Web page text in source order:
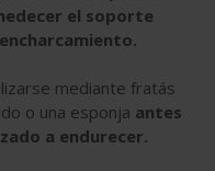
el soporte
mediante fratás
o una esponja antes
a endurecer.